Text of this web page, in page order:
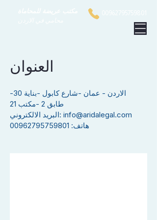
العنوان
الاردن - عمان -شارع كابول -بناية 30-
طابق 2 -مكتب 21
البريد الالكتروني: info@aridalegal.com
هاتف: 00962795759801